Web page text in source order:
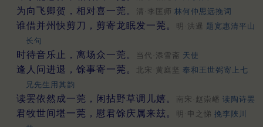
为向飞卿贺，相对喜一莞。 清·李匡师 林何仲思远挽词
谁借并州快剪刀，剪寄龙眠发一莞。 明·洪暹 题宽惠清平山
长句
时待音乐止，离场众一莞。 当代·添雪斋 天使
逢人问进退，馀事寄一莞。 北宋·黄庭坚 奉和王世弼寄上七
兄先生用其韵
读罢依然成一莞，闲拈野草调儿嬉。 南宋·赵崇嶓 读陶诗罢
君牧世间堪一莞，慰君馀庆属来玆。 明·申之悌 挽李陜川